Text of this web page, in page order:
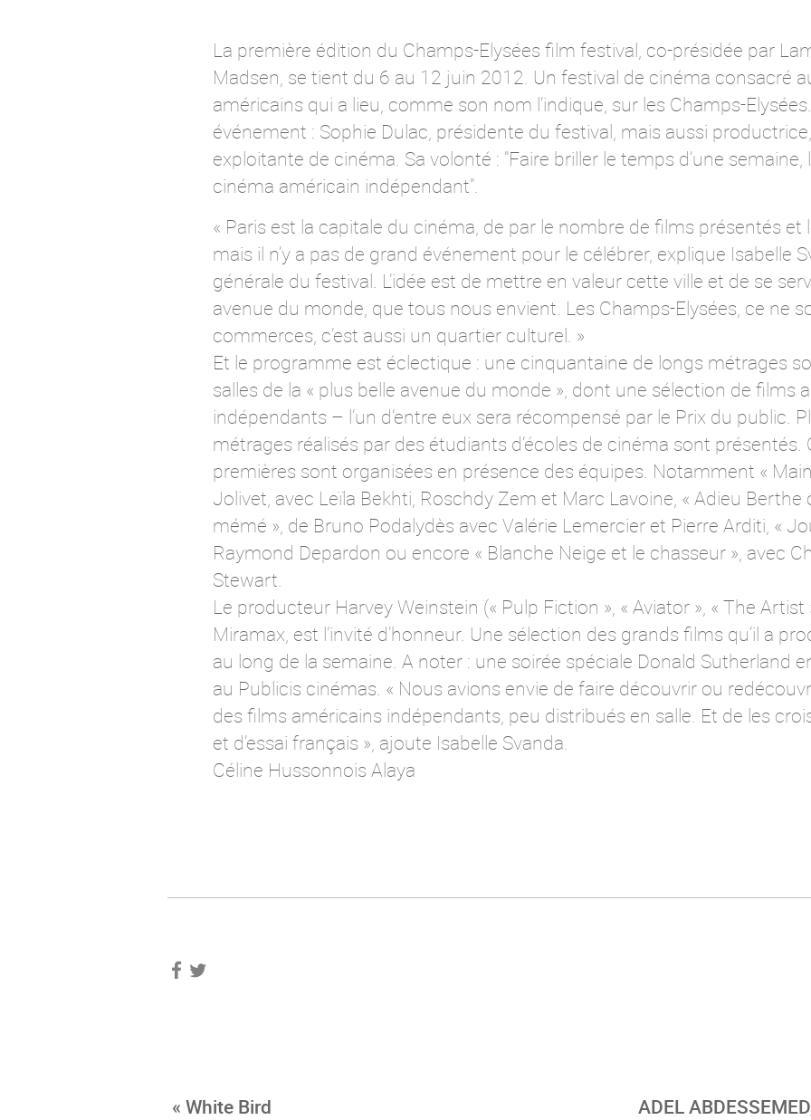
La première édition du Champs-Elysées film festival, co-présidée par
Madsen, se tient du 6 au 12 juin 2012. Un festival de cinéma consacré
américains qui a lieu, comme son nom l’indique, sur les Champs-
événement : Sophie Dulac, présidente du festival, mais aussi
exploitante de cinéma. Sa volonté : "Faire briller le temps d’une
cinéma américain indépendant".
« Paris est la capitale du cinéma, de par le nombre de films présentés et
mais il n’y a pas de grand événement pour le célébrer, explique Isabelle
générale du festival. L’idée est de mettre en valeur cette ville et de se
avenue du monde, que tous nous envient. Les Champs-Elysées, ce ne
commerces, c’est aussi un quartier culturel. »
Et le programme est éclectique : une cinquantaine de longs métrages
salles de la « plus belle avenue du monde », dont une sélection de films
indépendants – l’un d’entre eux sera récompensé par le Prix du public.
métrages réalisés par des étudiants d’écoles de cinéma sont présentés.
premières sont organisées en présence des équipes. Notamment «
Jolivet, avec Leïla Bekhti, Roschdy Zem et Marc Lavoine, « Adieu Berthe
mémé », de Bruno Podalydès avec Valérie Lemercier et Pierre Arditi, «
Raymond Depardon ou encore « Blanche Neige et le chasseur », avec
Stewart.
Le producteur Harvey Weinstein (« Pulp Fiction », « Aviator », « The Artist
Miramax, est l’invité d’honneur. Une sélection des grands films qu’il a
au long de la semaine. A noter : une soirée spéciale Donald Sutherland
au Publicis cinémas. « Nous avions envie de faire découvrir ou
des films américains indépendants, peu distribués en salle. Et de les
et d’essai français », ajoute Isabelle Svanda.
Céline Hussonnois Alaya
« White Bird ADEL